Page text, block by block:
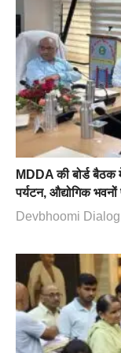
MDDA की बोर्ड बैठक
पर्यटन, औद्योगिक
Devbhoomi